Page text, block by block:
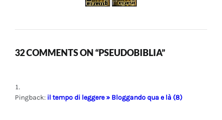
32 COMMENTS ON “PSEUDOBIBLIA”
Pingback: il tempo di leggere » Bloggando qua e là (8)